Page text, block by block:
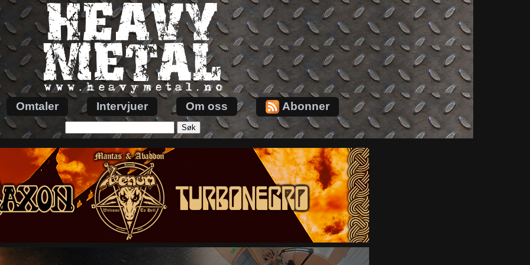
Omtaler Intervjuer Om oss Abonner
etter: